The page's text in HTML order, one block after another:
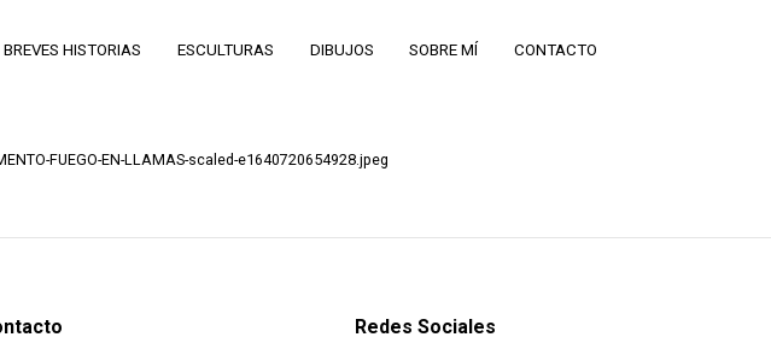
BREVES HISTORIAS ESCULTURAS DIBUJOS SOBRE MÍ CONTACTO
FUEGO-EN-LLAMAS-scaled-e1640720654928.jpeg
Redes Sociales